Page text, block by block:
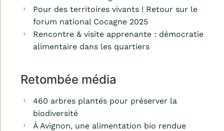
Pour des territoires vivants ! Retour sur le
forum national Cocagne 2025
Rencontre & visite apprenante : démocratie
alimentaire dans les quartiers
Retombée média
460 arbres plantés pour préserver la
biodiversité
À Avignon, une alimentation bio rendue